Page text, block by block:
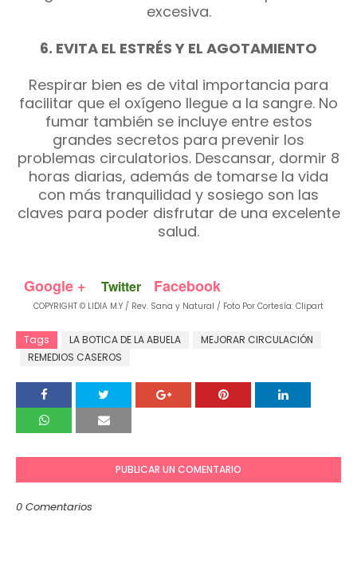
excesiva.
6. EVITA EL ESTRÉS Y EL AGOTAMIENTO
Respirar bien es de vital importancia para
facilitar que el oxígeno llegue a la sangre. No
fumar también se incluye entre estos
grandes secretos para prevenir los
problemas circulatorios. Descansar, dormir 8
horas diarias, además de tomarse la vida
con más tranquilidad y sosiego son las
claves para poder disfrutar de una excelente
salud.
Google + Twitter Facebook
COPYRIGHT © LIDIA M.Y / Rev. Sana y Natural / Foto Por Cortesía: Clipart
Tags LA BOTICA DE LA ABUELA
MEJORAR CIRCULACIÓN
REMEDIOS CASEROS
PUBLICAR UN COMENTARIO
0 Comentarios